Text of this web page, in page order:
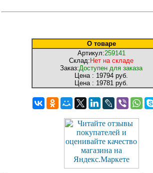
О товаре
Артикул:259141
Склад: Нет на складе
Заказ:Доступен для заказа
Цена : 19794 руб.
Цена : 19781 руб.